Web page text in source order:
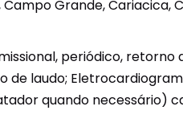
Educação In
Contrato de
Saúde e
Grande, Cariacica,
periódico, retorno
laudo;
quando